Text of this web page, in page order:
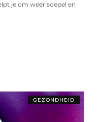
je om weer soepel en
GEZONDHEID